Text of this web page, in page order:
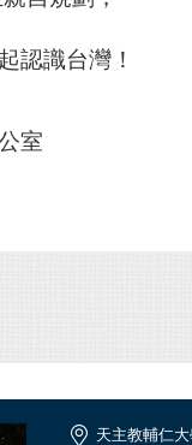
認識台灣！
室
天主教輔仁